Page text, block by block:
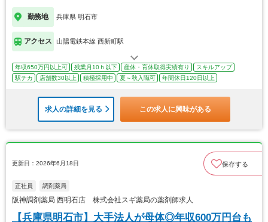
勤務地 兵庫県 明石市
アクセス 山陽電鉄本線 西新町駅
年収650万円以上可 残業月10ｈ以下 産休・育休取得実績有り
スキルアップ
駅チカ
店舗数30以上 積極採用中 夏～秋入職可 年間休日120日以上
求人の詳細を見る この求人に興味がある
更新日：2026年6月18日 保存する
正社員 調剤薬局
阪神調剤薬局 西明石店 株式会社スギ薬局の薬剤師求人
【兵庫県明石市】大手法人が母体◎年収600万円台も